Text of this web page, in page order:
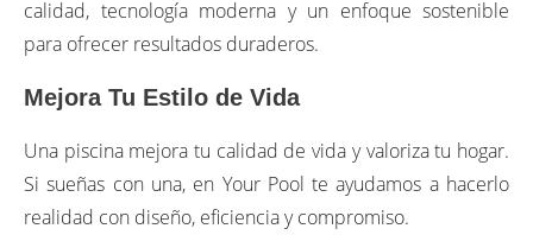
calidad, tecnología moderna y un enfoque sostenible
para ofrecer resultados duraderos.
Mejora Tu Estilo de Vida
Una piscina mejora tu calidad de vida y valoriza tu hogar.
Si sueñas con una, en Your Pool te ayudamos a hacerlo
realidad con diseño, eficiencia y compromiso.